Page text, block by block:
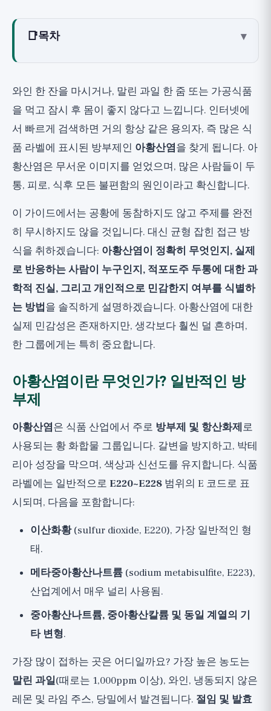
📑목차 ▾
그룹은 천식 환자
적포도주 두통에 대한 진실
아황산염 민감성을 솔직하게 식별하는 방법
실험 기간 동안 제거해야 할 것: 숨은 공급원
포함
언제 의사를 만나야 할까: 중요한 건강 참고
사항
요약: 아황산염 민감성에 대한 솔직한 접근
방식
와인 한 잔을 마시거나, 말린 과일 한 줌 또는 가공식품
을 먹고 잠시 후 몸이 좋지 않다고 느낍니다. 인터넷에
서 빠르게 검색하면 거의 항상 같은 용의자, 즉 많은 식
품 라벨에 표시된 방부제인 아황산염을 찾게 됩니다. 아
황산염은 무서운 이미지를 얻었으며, 많은 사람들이 두
통, 피로, 식후 모든 불편함의 원인이라고 확신합니다.
이 가이드에서는 공황에 동참하지도 않고 주제를 완전
히 무시하지도 않을 것입니다. 대신 균형 잡힌 접근 방
식을 취하겠습니다: 아황산염이 정확히 무엇인지, 실제
로 반응하는 사람이 누구인지, 적포도주 두통에 대한 과
학적 진실, 그리고 개인적으로 민감한지 여부를 식별하
는 방법을 솔직하게 설명하겠습니다. 아황산염에 대한
실제 민감성은 존재하지만, 생각보다 훨씬 덜 흔하며,
한 그룹에게는 특히 중요합니다.
아황산염이란 무엇인가? 일반적인 방
부제
아황산염은 식품 산업에서 주로 방부제 및 항산화제 로
사용되는 황 화합물 그룹입니다. 갈변을 방지하고, 박테
리아 성장을 막으며, 색상과 신선도를 유지합니다. 식품
라벨에는 일반적으로 E220~E228 범위의 E 코드로 표
시되며, 다음을 포함합니다:
이산화황(sulfur dioxide, E220), 가장 일반적인 형
태.
메타중아황산나트륨 (sodium metabisulfite, E223),
산업계에서 매우 널리 사용됨.
중아황산나트륨, 중아황산칼륨 및 동일 계열의 기
타 변형.
가장 많이 접하는 곳은 어디일까요? 가장 높은 농도는
말린 과일(때로는 1,000ppm 이상), 와인, 냉동되지 않은
레몬 및 라임 주스, 당밀에서 발견됩니다. 절임 및 발효